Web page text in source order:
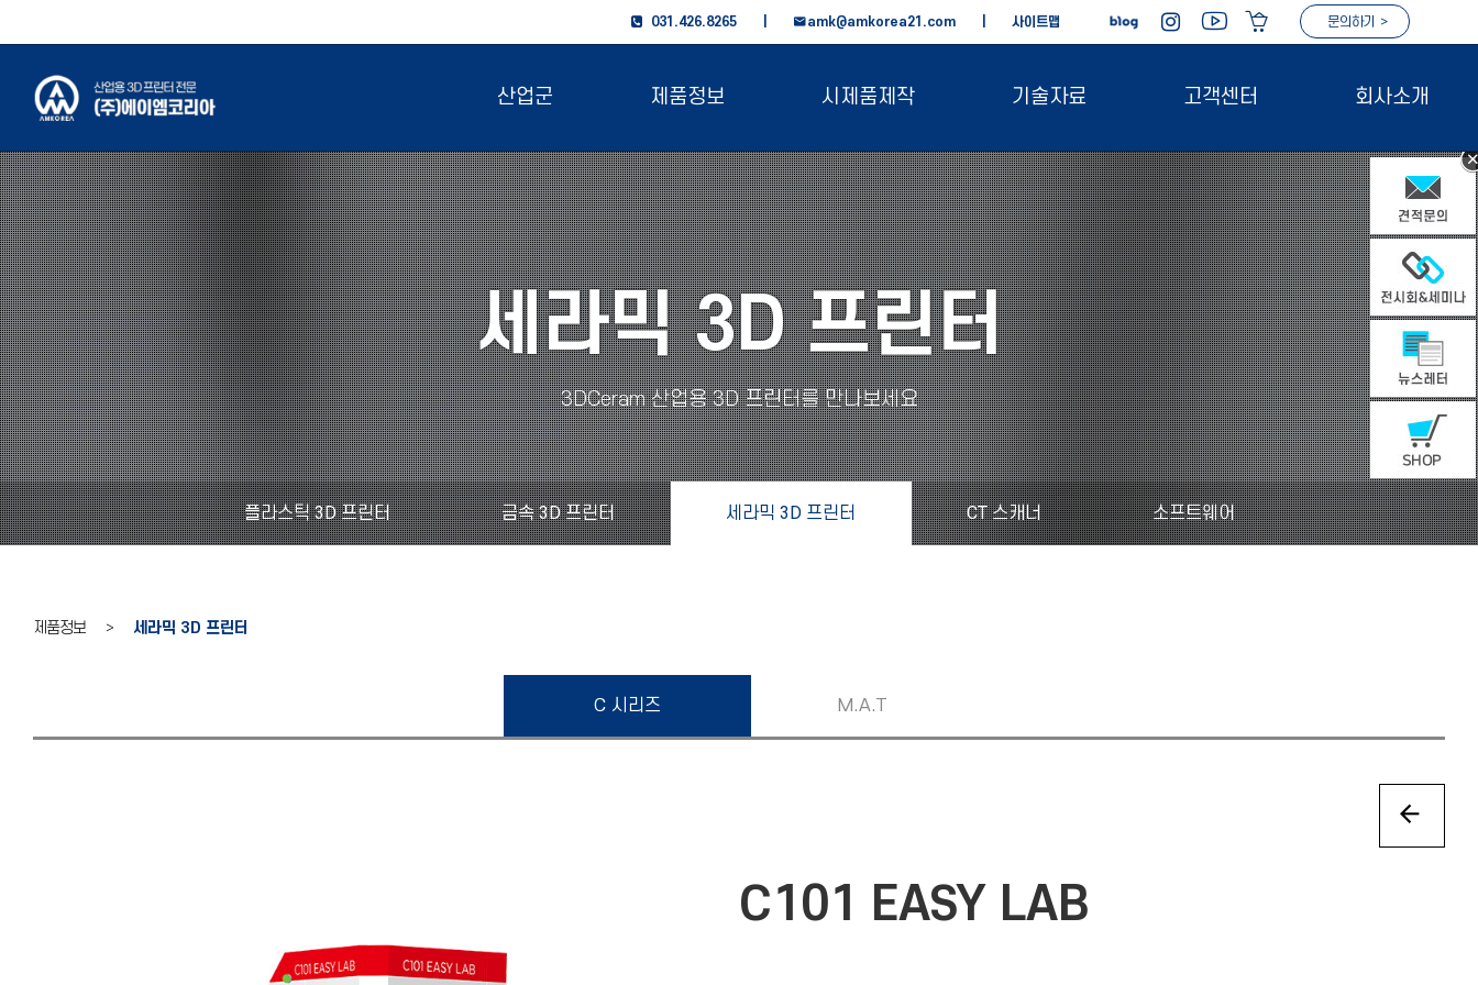
031.426.8265 | amk@amkorea21.com 사이트맵 문의하기 >
산업군 제품정보 시제품제작 기술자료 고객센터 회사소개
세라믹 3D 프린터
3DCeram 산업용 3D 프린터를 만나보세요
플라스틱 3D 프린터 금속 3D 프린터 세라믹 3D 프린터 CT 스캐너 소프트웨어
제품정보 > 세라믹 3D 프린터
C 시리즈 M.A.T
C101 EASY LAB